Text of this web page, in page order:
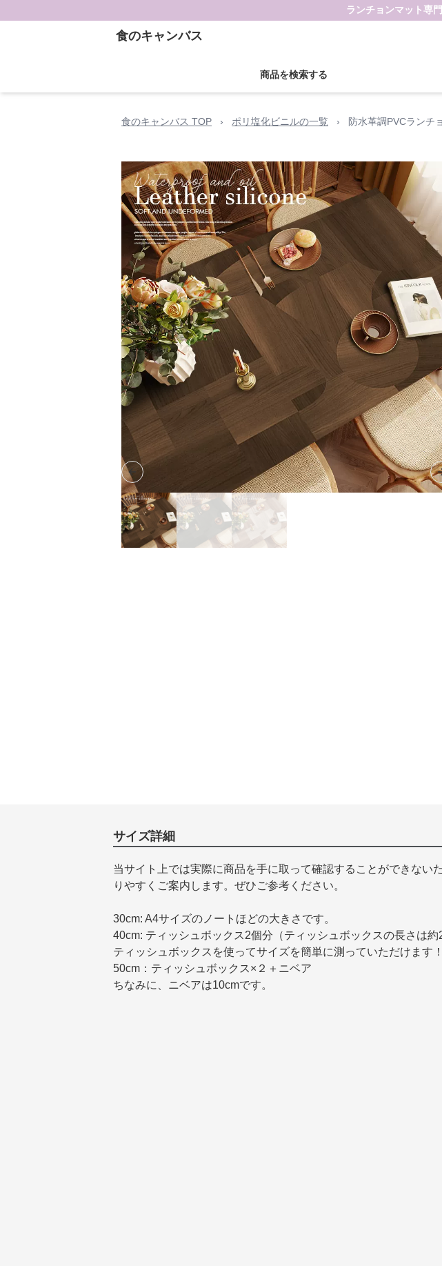
ランチョンマット専
食のキャンバス
商品を検索する
食のキャンバス TOP › ポリ塩化ビニルの一覧 › 防水革調PVCランチ
Previous slide
サイズ詳細
当サイト上では実際に商品を手に取って確認することができない
りやすくご案内します。ぜひご参考ください。
30cm: A4サイズのノートほどの大きさです。
40cm: ティッシュボックス2個分（ティッシュボックスの長さは約
ティッシュボックスを使ってサイズを簡単に測っていただけます！
50cm：ティッシュボックス×２＋ニベア
ちなみに、ニベアは10cmです。